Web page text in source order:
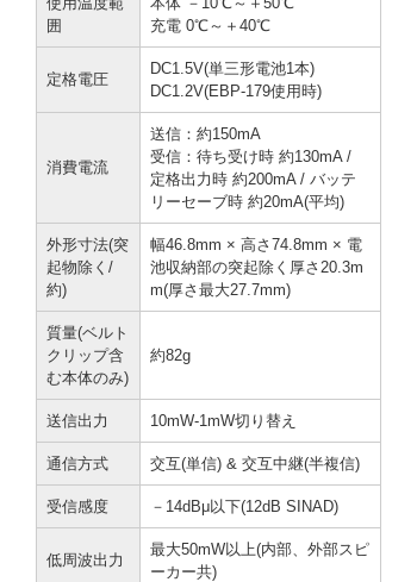
囲
充電 0℃～＋40℃
定格電圧
DC1.5V(単三形電池1本)
DC1.2V(EBP-179使用時)
消費電流
送信：約150mA
受信：待ち受け時 約130mA /
定格出力時 約200mA / バッテ
リーセーブ時 約20mA(平均)
外形寸法(突
起物除く/
約)
幅46.8mm × 高さ74.8mm × 電
池収納部の突起除く厚さ20.3m
m(厚さ最大27.7mm)
質量(ベルト
クリップ含
む本体のみ)
約82g
送信出力 10mW-1mW切り替え
通信方式 交互(単信) & 交互中継(半複信)
受信感度 －14dBμ以下(12dB SINAD)
低周波出力
最大50mW以上(内部、外部スピ
ーカー共)